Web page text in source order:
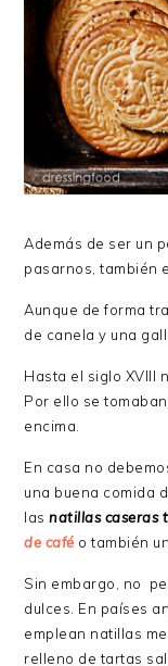
Además de ser un
pasarnos, también
Aunque de forma
de canela y una
Hasta el siglo XVIII
Por ello se
encima.
En casa no
una buena comida
lasnatillas caseras
de café o también
Sin embargo, no
dulces. En países
emplean natillas
relleno de tartas